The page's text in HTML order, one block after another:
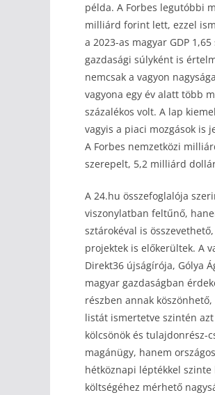
példa. A Forbes legutóbbi
milliárd forint lett, ezzel
a 2023-as magyar GDP
gazdasági súlyként is
nemcsak a vagyon
vagyona egy év alatt több
százalékos volt. A lap
vagyis a piaci mozgások is
A Forbes nemzetközi
szerepelt, 5,2 milliárd
A 24.hu összefoglalója
viszonylatban feltűnő,
sztárokéval is
projektek is előkerültek. A
Direkt36 újságírója, Gólya
magyar gazdaságban
részben annak
listát ismertetve szintén
kölcsönök és tulajdonrész-
magánügy, hanem
hétköznapi léptékkel
költségéhez mérhető